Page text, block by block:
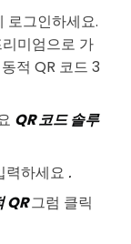
로그인하세요.
미엄으로 가
적 QR 코드 3
QR 코드 솔루
력하세요 .
QR그럼 클릭